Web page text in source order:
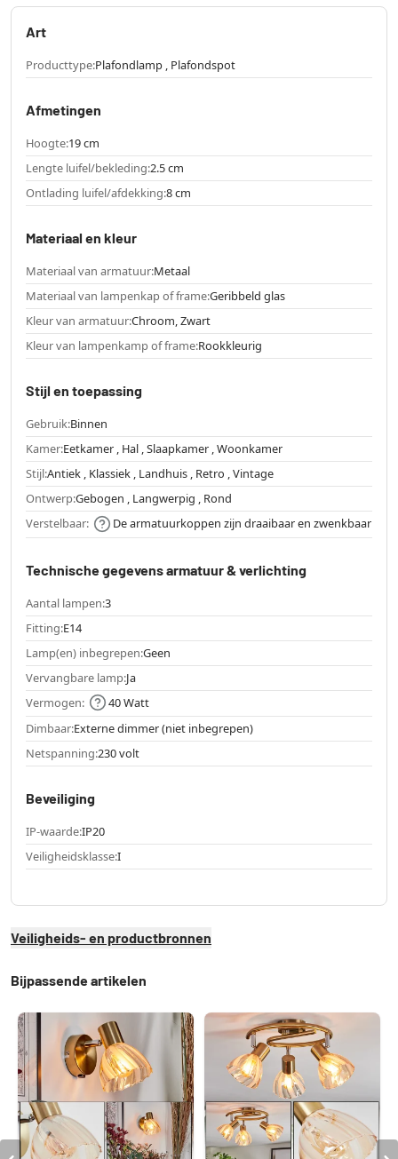
Art
Producttype:Plafondlamp , Plafondspot
Afmetingen
Hoogte:19 cm
Lengte luifel/bekleding:2.5 cm
Ontlading luifel/afdekking:8 cm
Materiaal en kleur
Materiaal van armatuur:Metaal
Materiaal van lampenkap of frame:Geribbeld glas
Kleur van armatuur:Chroom, Zwart
Kleur van lampenkamp of frame:Rookkleurig
Stijl en toepassing
Gebruik:Binnen
Kamer:Eetkamer , Hal , Slaapkamer , Woonkamer
Stijl:Antiek , Klassiek , Landhuis , Retro , Vintage
Ontwerp:Gebogen , Langwerpig , Rond
Verstelbaar:
De armatuurkoppen zijn draaibaar en zwenkbaar
Technische gegevens armatuur & verlichting
Aantal lampen:3
Fitting:E14
Lamp(en) inbegrepen:Geen
Vervangbare lamp:Ja
Vermogen:
40 Watt
Dimbaar:Externe dimmer (niet inbegrepen)
Netspanning:230 volt
Beveiliging
IP-waarde:IP20
Veiligheidsklasse:I
Veiligheids- en productbronnen
Bijpassende artikelen